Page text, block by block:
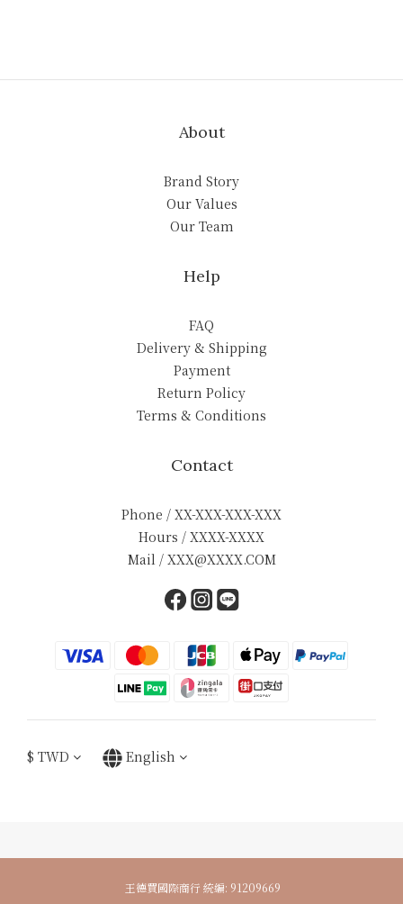
About
Brand Story
Our Values
Our Team
Help
FAQ
Delivery & Shipping
Payment
Return Policy
Terms & Conditions
Contact
Phone / XX-XXX-XXX-XXX
Hours / XXXX-XXXX
Mail / XXX@XXXX.COM
$ TWD English
王德買國際商行 統編: 91209669